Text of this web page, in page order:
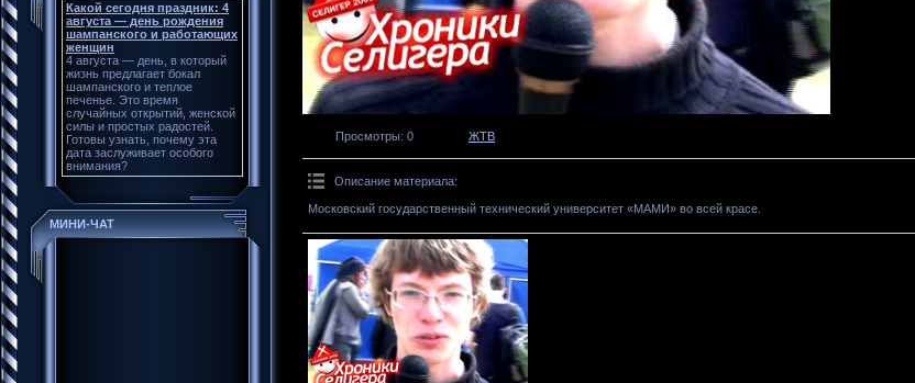
Какой сегодня праздник: 4
августа — день рождения
шампанского и работающих
женщин
4 августа — день, в который
жизнь предлагает бокал
шампанского и теплое
печенье. Это время
случайных открытий, женской
силы и простых радостей.
Готовы узнать, почему эта
дата заслуживает особого
внимания?
МИНИ-ЧАТ
Просмотры: 0 ЖТВ
Описание материала:
Московский государственный технический университет «МАМИ» во всей красе.